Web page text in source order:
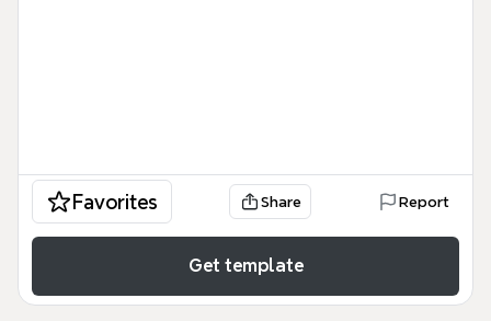
Favorites Share Report
Get template